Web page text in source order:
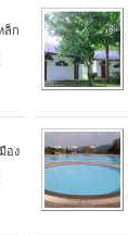
ล็ก
อง